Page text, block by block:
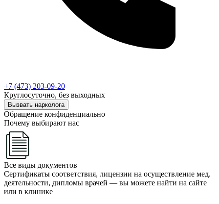
+7 (473) 203-09-20
Круглосуточно, без выходных
Вызвать нарколога
Обращение конфиденциально
Почему выбирают нас
Все виды документов
Сертификаты соответствия, лицензии на осуществление мед.
деятельности, дипломы врачей — вы можете найти на сайте
или в клинике